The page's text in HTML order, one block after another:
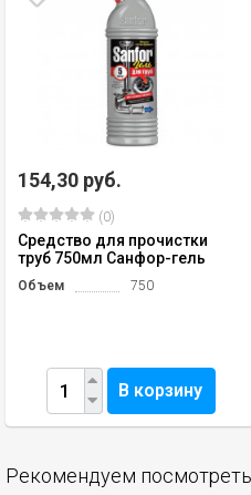
154,30 руб.
(0)
Средство для прочистки
труб 750мл Санфор-гель
Объем 750
В корзину
Рекомендуем посмотреть